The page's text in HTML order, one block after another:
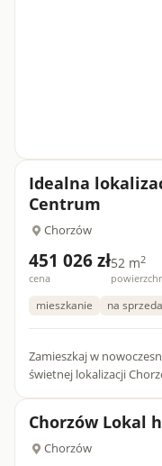
Idealna
Centrum
Chorzów
451 026 zł
cena
52 m2
mieszkanie na
Zamieszkaj w
świetnej lokalizacji
Chorzów Lokal
Chorzów